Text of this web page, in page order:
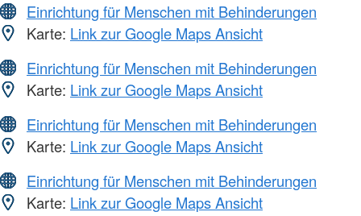
Einrichtung für Menschen mit Behinderungen
Karte: Link zur Google Maps Ansicht
Einrichtung für Menschen mit Behinderungen
Karte: Link zur Google Maps Ansicht
Einrichtung für Menschen mit Behinderungen
Karte: Link zur Google Maps Ansicht
Einrichtung für Menschen mit Behinderungen
Karte: Link zur Google Maps Ansicht